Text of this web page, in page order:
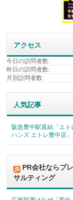
アクセス
今日の訪問者数:
昨日の訪問者数:
月別訪問者数:
人気記事
阪急豊中駅直結「エ
ハンズ エトレ豊中店
PR会社ならプ
サルティング